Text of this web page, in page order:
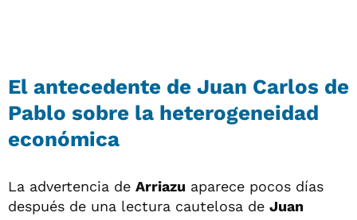
El antecedente de Juan Carlos de
Pablo sobre la heterogeneidad
económica
La advertencia de Arriazu aparece pocos días
después de una lectura cautelosa de Juan